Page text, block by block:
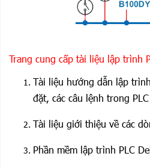
Trang cung cấp tài liệu lập trình
Tài liệu hướng dẫn lập
đặt, các câu lệnh trong
Tài liệu giới thiệu về các
Phần mềm lập trình PLC